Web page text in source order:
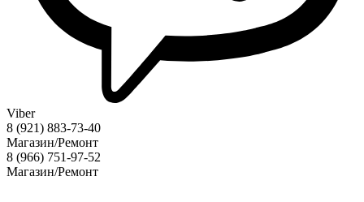
Viber
8 (921) 883-73-40
Магазин/Ремонт
8 (966) 751-97-52
Магазин/Ремонт